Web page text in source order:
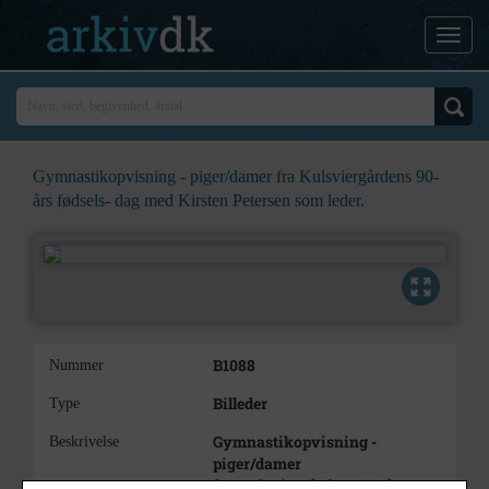
Gymnastikopvisning - piger/damer fra Kulsviergårdens 90-
års fødsels- dag med Kirsten Petersen som leder.
Nummer B1088
Type Billeder
Beskrivelse
Gymnastikopvisning -
piger/damer